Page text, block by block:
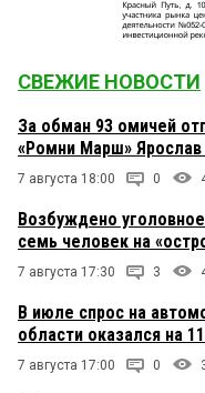
СВЕЖИЕ НОВОСТИ
За обман 93 омичей
«Ромни Марш»
7 августа 18:00 0
Возбуждено
семь человек на
7 августа 17:30 3
В июле спрос на
области оказался на
7 августа 17:00 0